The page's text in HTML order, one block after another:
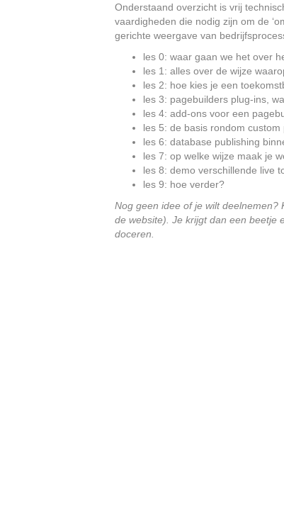
Onderstaand overzicht is vrij
vaardigheden die nodig zijn om de
gerichte weergave van
les 0: waar gaan we het over
les 1: alles over de wijze
les 2: hoe kies je een
les 3: pagebuilders plug-ins,
les 4: add-ons voor een
les 5: de basis rondom
les 6: database publishing
les 7: op welke wijze maak je
les 8: demo verschillende live
les 9: hoe verder?
Nog geen idee of je wilt deelnemen?
de website). Je krijgt dan een beetje
doceren.